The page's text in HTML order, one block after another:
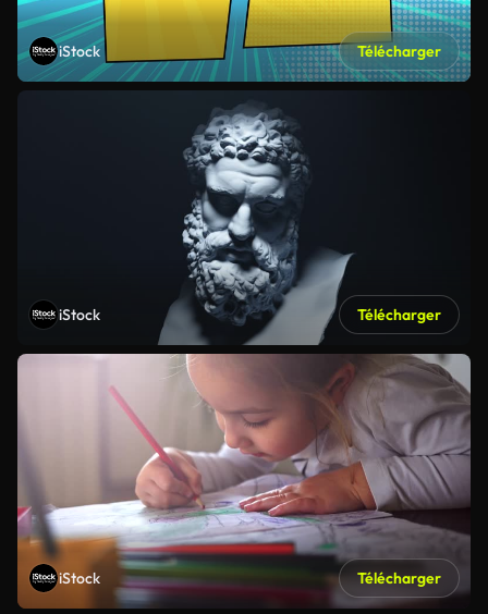
iStock Télécharger
iStock Télécharger
iStock Télécharger